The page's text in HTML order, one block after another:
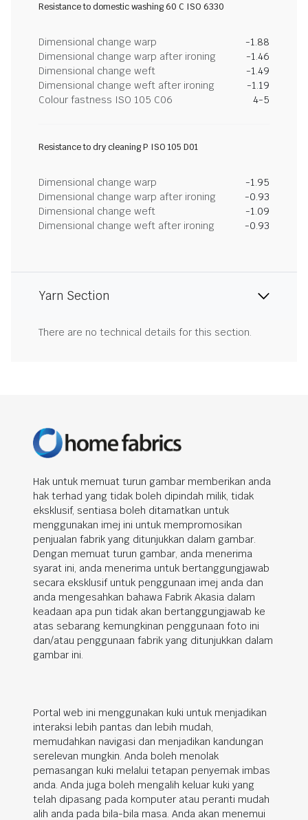
Resistance to domestic washing 60 C ISO 6330
Dimensional change warp
-1.88
Dimensional change warp after ironing
-1.46
Dimensional change weft
-1.49
Dimensional change weft after ironing
-1.19
Colour fastness ISO 105 C06
4-5
Resistance to dry cleaning P ISO 105 D01
Dimensional change warp
-1.95
Dimensional change warp after ironing
-0.93
Dimensional change weft
-1.09
Dimensional change weft after ironing
-0.93
Yarn Section
There are no technical details for this section.
Hak untuk memuat turun gambar memberikan anda
hak terhad yang tidak boleh dipindah milik, tidak
eksklusif, sentiasa boleh ditamatkan untuk
menggunakan imej ini untuk mempromosikan
penjualan fabrik yang ditunjukkan dalam gambar.
Dengan memuat turun gambar, anda menerima
syarat ini, anda menerima untuk bertanggungjawab
secara eksklusif untuk penggunaan imej anda dan
anda mengesahkan bahawa Fabrik Akasia dalam
keadaan apa pun tidak akan bertanggungjawab ke
atas sebarang kemungkinan penggunaan foto ini
dan/atau penggunaan fabrik yang ditunjukkan dalam
gambar ini.
Portal web ini menggunakan kuki untuk menjadikan
interaksi lebih pantas dan lebih mudah,
memudahkan navigasi dan menjadikan kandungan
serelevan mungkin. Anda boleh menolak
pemasangan kuki melalui tetapan penyemak imbas
anda. Anda juga boleh mengalih keluar kuki yang
telah dipasang pada komputer atau peranti mudah
alih anda pada bila-bila masa. Anda akan menemui